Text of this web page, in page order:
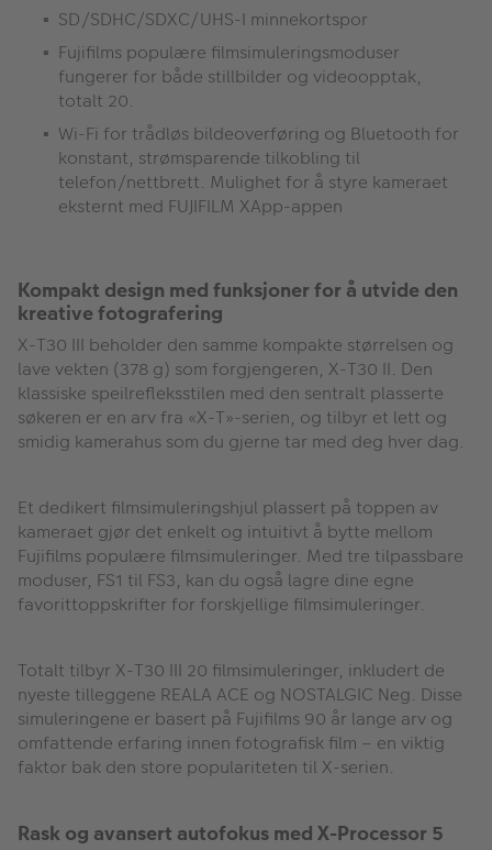
SD/SDHC/SDXC/UHS-I minnekortspor
Fujifilms populære filmsimuleringsmoduser
fungerer for både stillbilder og videoopptak,
totalt 20.
Wi-Fi for trådløs bildeoverføring og Bluetooth for
konstant, strømsparende tilkobling til
telefon/nettbrett. Mulighet for å styre kameraet
eksternt med FUJIFILM XApp-appen
Kompakt design med funksjoner for å utvide den
kreative fotografering
X-T30 III beholder den samme kompakte størrelsen og
lave vekten (378 g) som forgjengeren, X-T30 II. Den
klassiske speilrefleksstilen med den sentralt plasserte
søkeren er en arv fra «X-T»-serien, og tilbyr et lett og
smidig kamerahus som du gjerne tar med deg hver dag.
Et dedikert filmsimuleringshjul plassert på toppen av
kameraet gjør det enkelt og intuitivt å bytte mellom
Fujifilms populære filmsimuleringer. Med tre tilpassbare
moduser, FS1 til FS3, kan du også lagre dine egne
favorittoppskrifter for forskjellige filmsimuleringer.
Totalt tilbyr X-T30 III 20 filmsimuleringer, inkludert de
nyeste tilleggene REALA ACE og NOSTALGIC Neg. Disse
simuleringene er basert på Fujifilms 90 år lange arv og
omfattende erfaring innen fotografisk film – en viktig
faktor bak den store populariteten til X-serien.
Rask og avansert autofokus med X-Processor 5